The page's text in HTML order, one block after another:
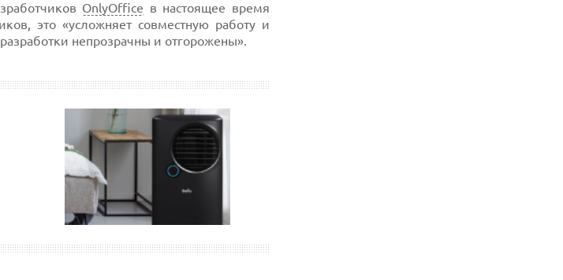
OnlyOffice в настоящее время
это «усложняет совместную работу и
непрозрачны и отгорожены».